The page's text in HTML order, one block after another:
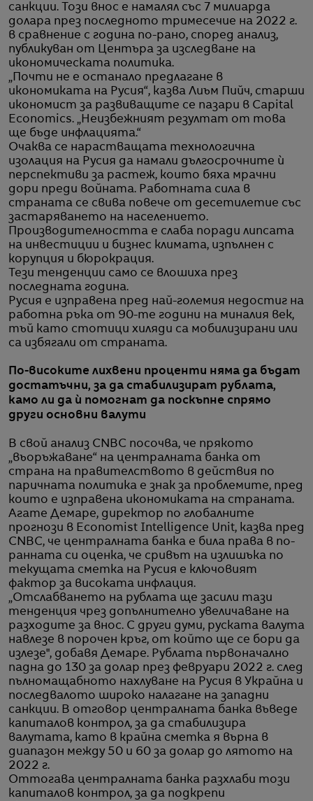
санкции. Този внос е намалял със 7 милиарда
долара през последното тримесечие на 2022 г.
в сравнение с година по-рано, според анализ,
публикуван от Центъра за изследване на
икономическата политика.
„Почти не е останало предлагане в
икономиката на Русия“, казва Лиъм Пийч, старши
икономист за развиващите се пазари в Capital
Economics. „Неизбежният резултат от това
ще бъде инфлацията.“
Очаква се нарастващата технологична
изолация на Русия да намали дългосрочните ѝ
перспективи за растеж, които бяха мрачни
дори преди войната. Работната сила в
страната се свива повече от десетилетие със
застаряването на населението.
Производителността е слаба поради липсата
на инвестиции и бизнес климата, изпълнен с
корупция и бюрокрация.
Тези тенденции само се влошиха през
последната година.
Русия е изправена пред най-големия недостиг на
работна ръка от 90-те години на миналия век,
тъй като стотици хиляди са мобилизирани или
са избягали от страната.
По-високите лихвени проценти няма да бъдат
достатъчни, за да стабилизират рублата,
камо ли да ѝ помогнат да поскъпне спрямо
други основни валути
В свой анализ CNBC посочва, че прякото
„въоръжаване“ на централната банка от
страна на правителството в действия по
паричната политика е знак за проблемите, пред
които е изправена икономиката на страната.
Агате Демаре, директор по глобалните
прогнози в Economist Intelligence Unit, казва пред
CNBC, че централната банка е била права в по-
ранната си оценка, че сривът на излишъка по
текущата сметка на Русия е ключовият
фактор за високата инфлация.
„Отслабването на рублата ще засили тази
тенденция чрез допълнително увеличаване на
разходите за внос. С други думи, руската валута
навлезе в порочен кръг, от който ще се бори да
излезе", добавя Демаре. Рублата първоначално
падна до 130 за долар през февруари 2022 г. след
пълномащабното нахлуване на Русия в Украйна и
последвалото широко налагане на западни
санкции. В отговор централната банка въведе
капиталов контрол, за да стабилизира
валутата, като в крайна сметка я върна в
диапазон между 50 и 60 за долар до лятото на
2022 г.
Оттогава централната банка разхлаби този
капиталов контрол, за да подкрепи